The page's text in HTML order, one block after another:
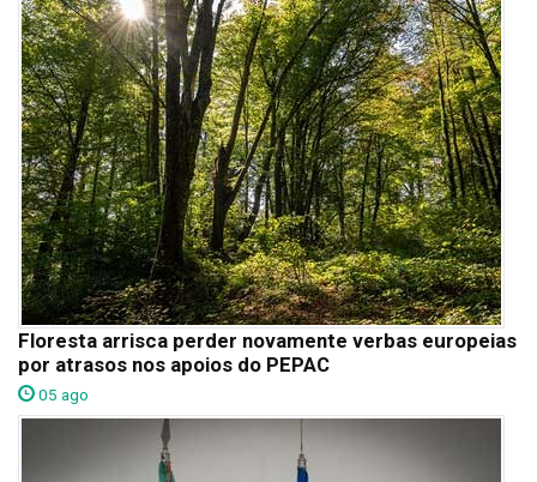
Floresta arrisca perder novamente verbas europeias
por atrasos nos apoios do PEPAC
05 ago